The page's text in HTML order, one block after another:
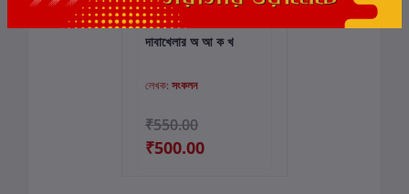
কার্টে যোগ করুন
দাবাখেলার অ আ ক খ
লেখক: সংকলন
₹550.00
₹500.00